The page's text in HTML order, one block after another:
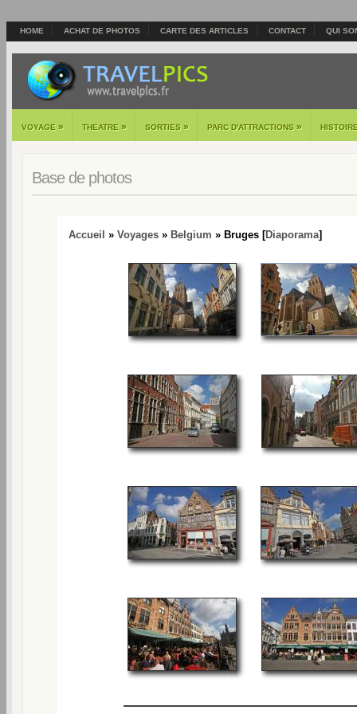
HOME ACHAT DE PHOTOS CARTE DES ARTICLES CONTACT QUI
VOYAGE » THEATRE » SORTIES » PARC D'ATTRACTIONS »
Base de photos
Accueil » Voyages » Belgium » Bruges [Diaporama]